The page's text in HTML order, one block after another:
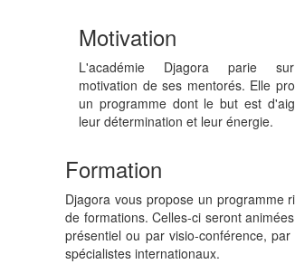
Motivation
L'académie Djagora parie
motivation de ses mentorés. Elle
un programme dont le but est
leur détermination et leur énergie.
Formation
Djagora vous propose un programme
de formations. Celles-ci seront
présentiel ou par visio-conférence, par
spécialistes internationaux.